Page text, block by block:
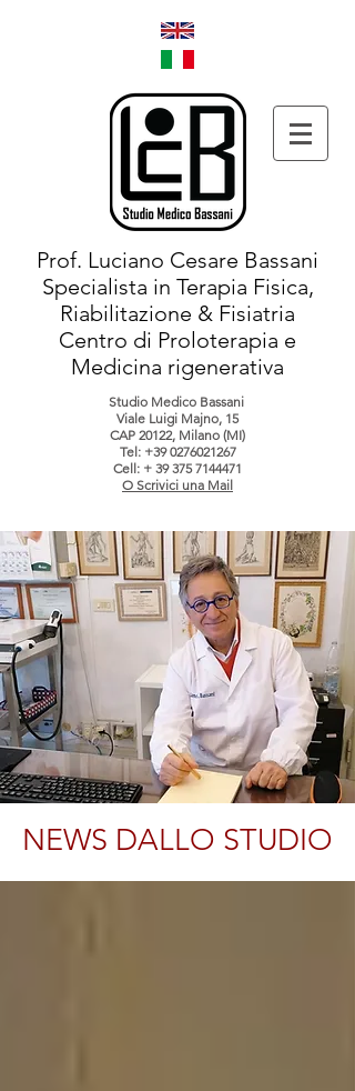
Prof. Luciano Cesare Bassani
Specialista in Terapia Fisica,
Riabilitazione & Fisiatria
Centro di Proloterapia e
Medicina rigenerativa
Studio Medico Bassani
Viale Luigi Majno, 15
CAP 20122, Milano (MI)
Tel: +39 0276021267
Cell: + 39 375 7144471
O Scrivici una Mail
NEWS DALLO STUDIO